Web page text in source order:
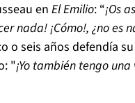
en El Emilio: “¡Os
nada! ¡Cómo!, ¿no es
o seis años defendía
"¡Yo también tengo